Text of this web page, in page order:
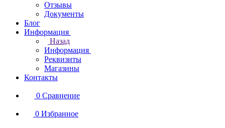
Отзывы
Документы
Блог
Информация
Назад
Информация
Реквизиты
Магазины
Контакты
0 Сравнение
0 Избранное